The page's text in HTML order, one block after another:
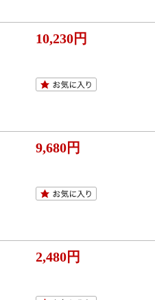
10,230円
9,680円
2,480円